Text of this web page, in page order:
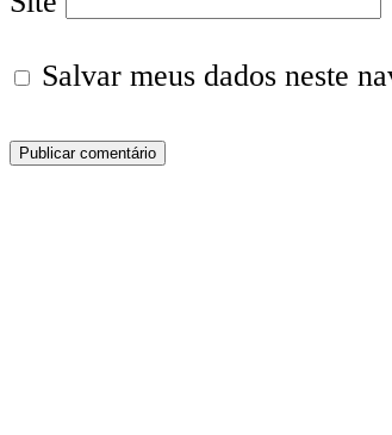
Salvar meus dados neste